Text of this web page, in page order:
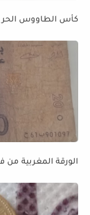
كأس الطاووس الحر
الورقة المغربية من فئة 20 درهم 2005 كنشريهوم ب